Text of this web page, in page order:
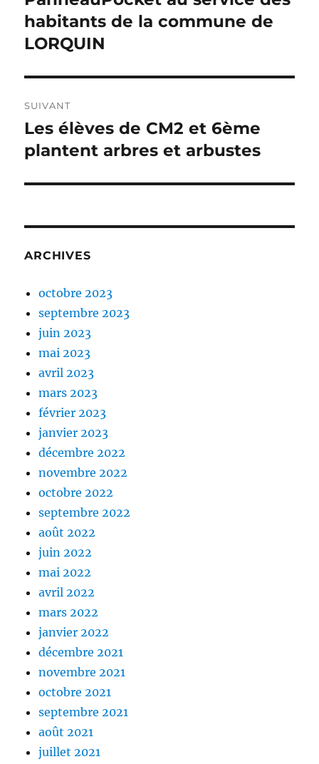
l’article
précédente :
habitants de la commune de
LORQUIN
SUIVANT
Publication
suivante :
Les élèves de CM2 et 6ème
plantent arbres et arbustes
ARCHIVES
octobre 2023
septembre 2023
juin 2023
mai 2023
avril 2023
mars 2023
février 2023
janvier 2023
décembre 2022
novembre 2022
octobre 2022
septembre 2022
août 2022
juin 2022
mai 2022
avril 2022
mars 2022
janvier 2022
décembre 2021
novembre 2021
octobre 2021
septembre 2021
août 2021
juillet 2021